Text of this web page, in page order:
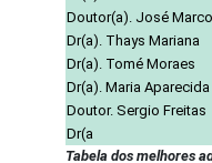
Doutor(a). José
Dr(a). Thays Mariana
Dr(a). Tomé Moraes
Dr(a). Maria Aparecida
Doutor. Sergio Freitas
Dr(a
Tabela dos melhores